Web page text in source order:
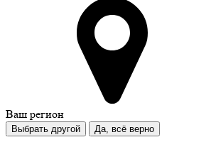
Ваш регион
Выбрать другой Да, всё верно